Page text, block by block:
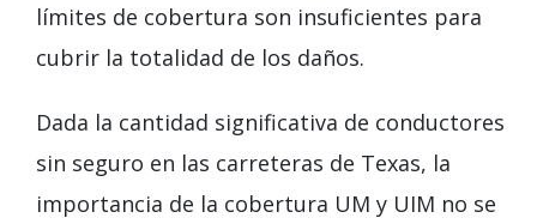
límites de cobertura son insuficientes para
cubrir la totalidad de los daños.
Dada la cantidad significativa de conductores
sin seguro en las carreteras de Texas, la
importancia de la cobertura UM y UIM no se